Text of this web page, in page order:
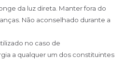
da luz direta. Manter fora do
Não aconselhado durante a
no caso de
a qualquer um dos constituintes